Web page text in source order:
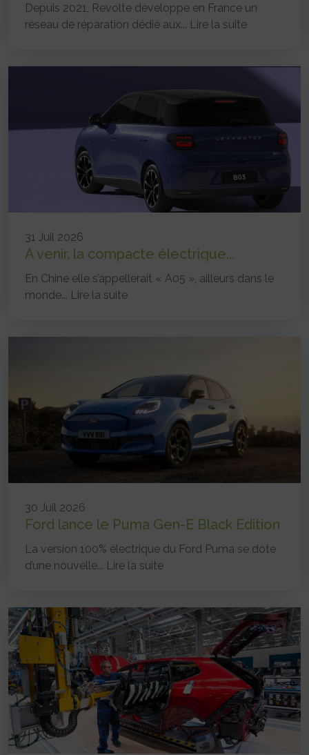
Depuis 2021, Revolte développe en France un
réseau de réparation dédié aux... Lire la suite
31 Juil 2026
A venir, la compacte électrique...
En Chine elle s’appellerait « A05 », ailleurs dans le
monde... Lire la suite
30 Juil 2026
Ford lance le Puma Gen-E Black Edition
La version 100% électrique du Ford Puma se dote
d’une nouvelle... Lire la suite